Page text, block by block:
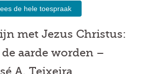
de hele toespraak
met Jezus Christus:
aarde worden –
A. Teixeira